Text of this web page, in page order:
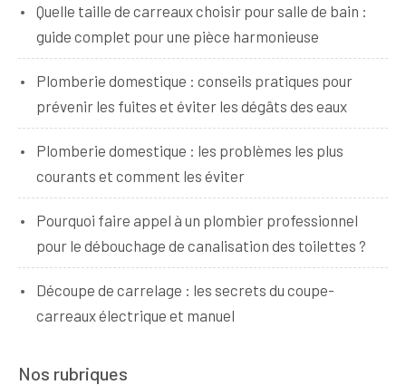
Quelle taille de carreaux choisir pour salle de bain :
guide complet pour une pièce harmonieuse
Plomberie domestique : conseils pratiques pour
prévenir les fuites et éviter les dégâts des eaux
Plomberie domestique : les problèmes les plus
courants et comment les éviter
Pourquoi faire appel à un plombier professionnel
pour le débouchage de canalisation des toilettes ?
Découpe de carrelage : les secrets du coupe-
carreaux électrique et manuel
Nos rubriques